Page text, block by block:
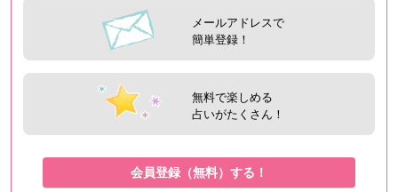
メールアドレスで
簡単登録！
無料で楽しめる
占いがたくさん！
会員登録（無料）する！